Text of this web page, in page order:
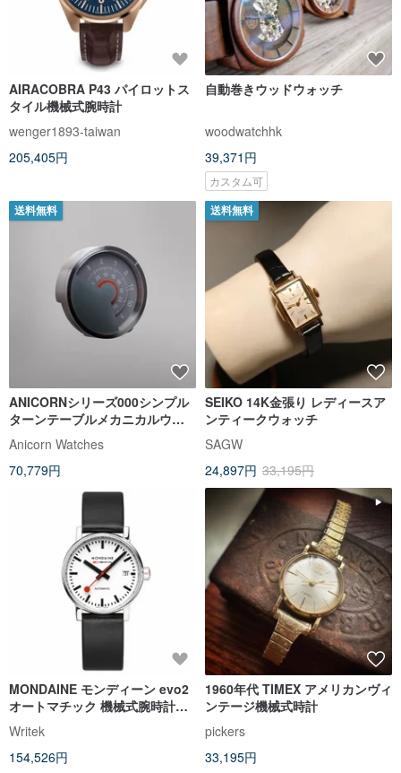
AIRACOBRA P43 パイロットス
タイル機械式腕時計
wenger1893-taiwan
205,405円
自動巻きウッドウォッチ
woodwatchhk
39,371円
カスタム可
送料無料
ANICORNシリーズ000シンプル
ターンテーブルメカニカルウォ
ッチ-ピュアスチール+グレー
Anicorn Watches
70,779円
送料無料
SEIKO 14K金張り レディースア
ンティークウォッチ
SAGW
24,897円 33,195円
MONDAINE モンディーン evo2
オートマチック 機械式腕時計
35mm/ホワイトダイアル
Writek
154,526円
1960年代 TIMEX アメリカンヴィ
ンテージ機械式時計
pickers
33,195円